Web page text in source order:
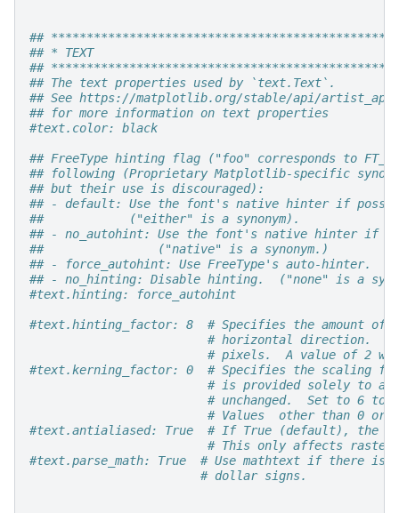
##
## * TEXT
##
## The text properties used by `text.Text`.
## See https://matplotlib.org/stable/api/
## for more information on text properties
#text.color: black
## FreeType hinting flag ("foo" corresponds to
## following (Proprietary Matplotlib-specific
## but their use is discouraged):
## - default: Use the font's native hinter if
##            ("either" is a synonym).
## - no_autohint: Use the font's native hinter if
##                ("native" is a synonym.)
## - force_autohint: Use FreeType's auto-hinter.
## - no_hinting: Disable hinting.  ("none" is a
#text.hinting: force_autohint
#text.hinting_factor: 8  # Specifies the amount of
# horizontal direction.
# pixels.  A value of 2
#text.kerning_factor: 0  # Specifies the scaling
# is provided solely to
# unchanged.  Set to 6 to
# Values  other than 0 or
#text.antialiased: True  # If True (default), the
# This only affects raster
#text.parse_math: True  # Use mathtext if there is
# dollar signs.